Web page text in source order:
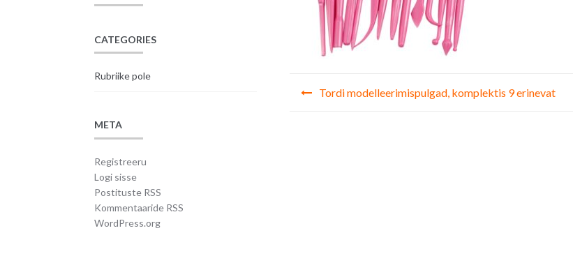
Navigeerimine
Tordi modelleerimispulgad, komplektis 9 erinevat
CATEGORIES
Rubriike pole
META
Registreeru
Logi sisse
Postituste RSS
Kommentaaride RSS
WordPress.org